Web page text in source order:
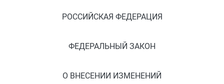
РОССИЙСКАЯ ФЕДЕРАЦИЯ
ФЕДЕРАЛЬНЫЙ ЗАКОН
О ВНЕСЕНИИ ИЗМЕНЕНИЙ